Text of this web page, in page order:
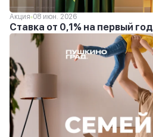
Акция 08 июн. 2026
Ставка от 0,1% на первый год